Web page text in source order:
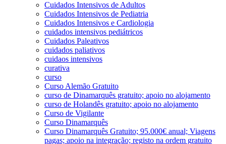
Cuidados Intensivos de Adultos
Cuidados Intensivos de Pediatria
Cuidados Intensivos e Cardiologia
cuidados intensivos pediátricos
Cuidados Paleativos
cuidados paliativos
cuidaos intensivos
curativa
curso
Curso Alemão Gratuito
curso de Dinamarquês gratuito; apoio no alojamento
curso de Holandês gratuito; apoio no alojamento
Curso de Vigilante
Curso Dinamarquês
Curso Dinamarquês Gratuito; 95.000€ anual; Viagens
pagas; apoio na integração; registo na ordem gratuito